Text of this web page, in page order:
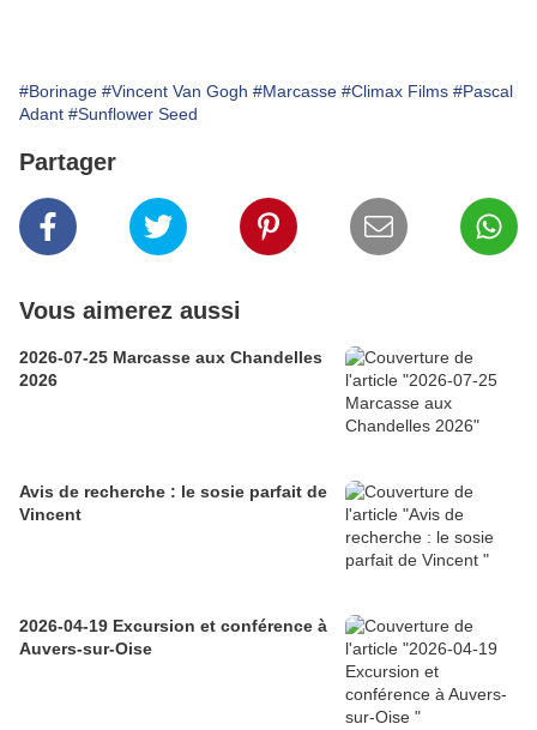
#Borinage #Vincent Van Gogh #Marcasse #Climax Films #Pascal
Adant #Sunflower Seed
Partager
Vous aimerez aussi
2026-07-25 Marcasse aux Chandelles
2026
Avis de recherche : le sosie parfait de
Vincent
2026-04-19 Excursion et conférence à
Auvers-sur-Oise